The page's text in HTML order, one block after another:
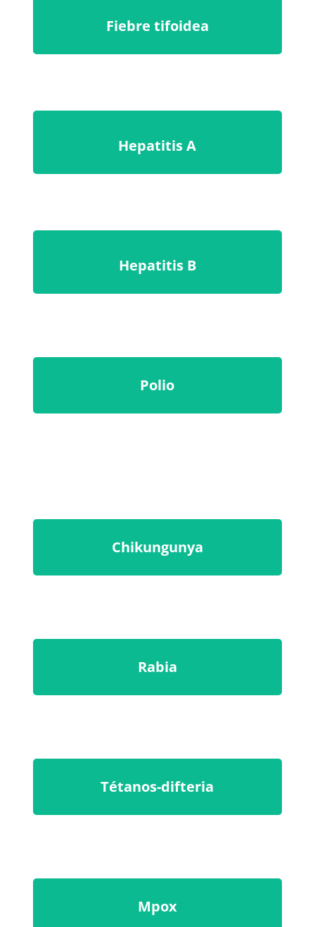
Cólera
Fiebre amarilla
Fiebre tifoidea
Hepatitis A
Hepatitis B
Polio
Chikungunya
Rabia
Tétanos-difteria
Mpox